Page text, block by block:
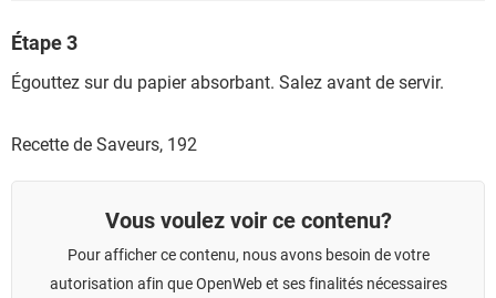
Étape 3
Égouttez sur du papier absorbant. Salez avant de servir.
Recette de Saveurs, 192
Vous voulez voir ce contenu?
Pour afficher ce contenu, nous avons besoin de votre
autorisation afin que OpenWeb et ses finalités nécessaires